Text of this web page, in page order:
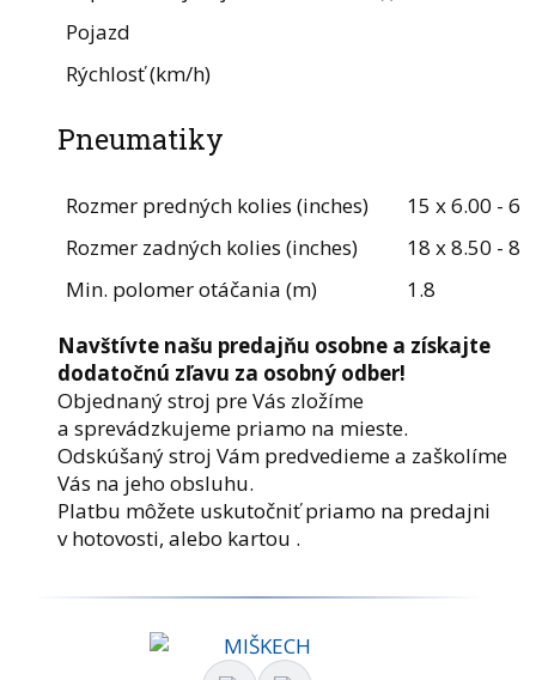
Pojazd
Rýchlosť (km/h)
Pneumatiky
Rozmer predných kolies (inches)
15 x 6.00 - 6
Rozmer zadných kolies (inches)
18 x 8.50 - 8
Min. polomer otáčania (m)
1.8
Navštívte našu predajňu osobne a získajte
dodatočnú zľavu za osobný odber!
Objednaný stroj pre Vás zložíme
a sprevádzkujeme priamo na mieste.
Odskúšaný stroj Vám predvedieme a zaškolíme
Vás na jeho obsluhu.
Platbu môžete uskutočniť priamo na predajni
v hotovosti, alebo kartou .